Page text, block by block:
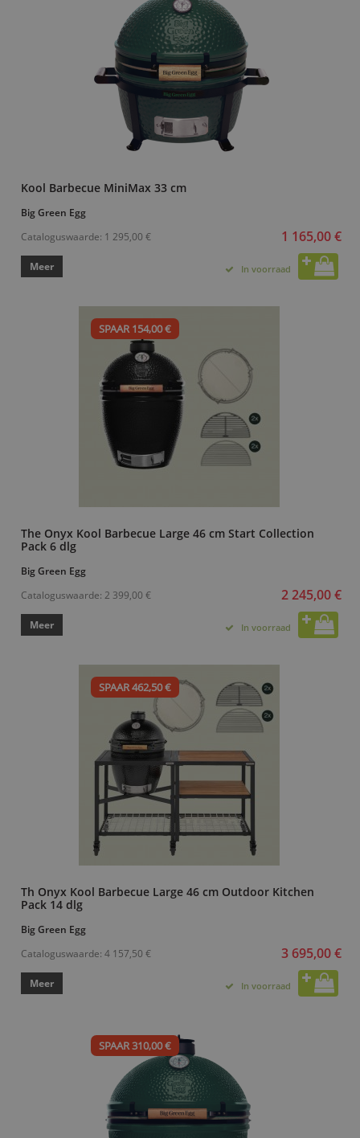
Kool Barbecue MiniMax 33 cm
Big Green Egg
Cataloguswaarde: 1 295,00 € 1 165,00 €
Meer In voorraad
SPAAR 154,00 €
The Onyx Kool Barbecue Large 46 cm Start Collection
Pack 6 dlg
Big Green Egg
Cataloguswaarde: 2 399,00 € 2 245,00 €
Meer In voorraad
SPAAR 462,50 €
Th Onyx Kool Barbecue Large 46 cm Outdoor Kitchen
Pack 14 dlg
Big Green Egg
Cataloguswaarde: 4 157,50 € 3 695,00 €
Meer In voorraad
SPAAR 310,00 €